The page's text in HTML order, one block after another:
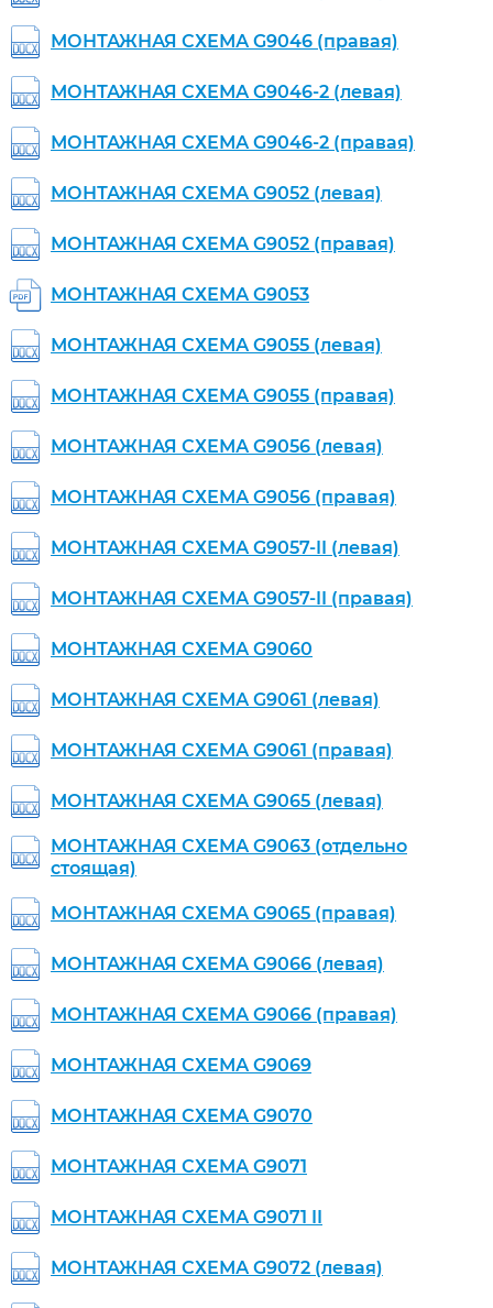
МОНТАЖНАЯ СХЕМА G9046 (правая)
МОНТАЖНАЯ СХЕМА G9046-2 (левая)
МОНТАЖНАЯ СХЕМА G9046-2 (правая)
МОНТАЖНАЯ СХЕМА G9052 (левая)
МОНТАЖНАЯ СХЕМА G9052 (правая)
МОНТАЖНАЯ СХЕМА G9053
МОНТАЖНАЯ СХЕМА G9055 (левая)
МОНТАЖНАЯ СХЕМА G9055 (правая)
МОНТАЖНАЯ СХЕМА G9056 (левая)
МОНТАЖНАЯ СХЕМА G9056 (правая)
МОНТАЖНАЯ СХЕМА G9057-II (левая)
МОНТАЖНАЯ СХЕМА G9057-II (правая)
МОНТАЖНАЯ СХЕМА G9060
МОНТАЖНАЯ СХЕМА G9061 (левая)
МОНТАЖНАЯ СХЕМА G9061 (правая)
МОНТАЖНАЯ СХЕМА G9065 (левая)
МОНТАЖНАЯ СХЕМА G9063 (отдельно
стоящая)
МОНТАЖНАЯ СХЕМА G9065 (правая)
МОНТАЖНАЯ СХЕМА G9066 (левая)
МОНТАЖНАЯ СХЕМА G9066 (правая)
МОНТАЖНАЯ СХЕМА G9069
МОНТАЖНАЯ СХЕМА G9070
МОНТАЖНАЯ СХЕМА G9071
МОНТАЖНАЯ СХЕМА G9071 II
МОНТАЖНАЯ СХЕМА G9072 (левая)